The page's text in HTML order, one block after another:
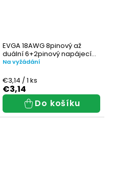
EVGA 18AWG 8pinový až
duální 6+2pinový napájecí
kabel
Na vyžádání
€3,14
Měrná
cena:
€3,14 / 1 ks
Do košíku